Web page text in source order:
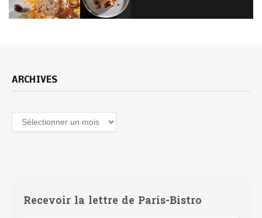
ARCHIVES
Archives
Recevoir la lettre de Paris-Bistro